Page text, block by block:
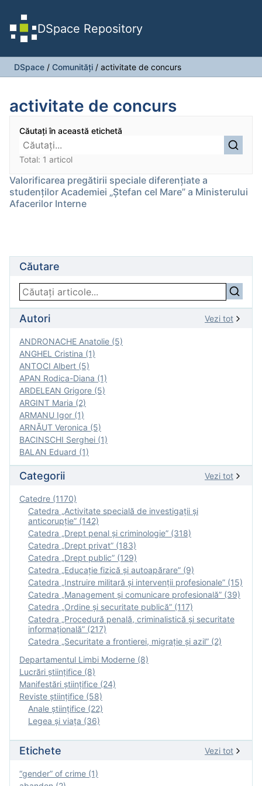
DSpace Repository
DSpace / Comunități / activitate de concurs
activitate de concurs
Căutați în această etichetă
Total: 1 articol
Valorificarea pregătirii speciale diferențiate a
studenților Academiei „Ștefan cel Mare” a Ministerului
Afacerilor Interne
Căutare
Autori Vezi tot
ANDRONACHE Anatolie (5)
ANGHEL Cristina (1)
ANTOCI Albert (5)
APAN Rodica-Diana (1)
ARDELEAN Grigore (5)
ARGINT Maria (2)
ARMANU Igor (1)
ARNĂUT Veronica (5)
BACINSCHI Serghei (1)
BALAN Eduard (1)
Categorii Vezi tot
Catedre (1170)
Catedra „Activitate specială de investigaţii şi
anticorupție” (142)
Catedra „Drept penal și criminologie” (318)
Catedra „Drept privat” (183)
Catedra „Drept public” (129)
Catedra „Educație fizică şi autoapărare” (9)
Catedra „Instruire militară şi intervenţii profesionale” (15)
Catedra „Management și comunicare profesională” (39)
Catedra „Ordine și securitate publică” (117)
Catedra „Procedură penală, criminalistică și securitate
informațională” (217)
Catedra „Securitate a frontierei, migrație și azil” (2)
Departamentul Limbi Moderne (8)
Lucrări științifice (8)
Manifestări ştiinţifice (24)
Reviste ştiinţifice (58)
Anale ştiinţifice (22)
Legea şi viaţa (36)
Etichete Vezi tot
“gender” of crime (1)